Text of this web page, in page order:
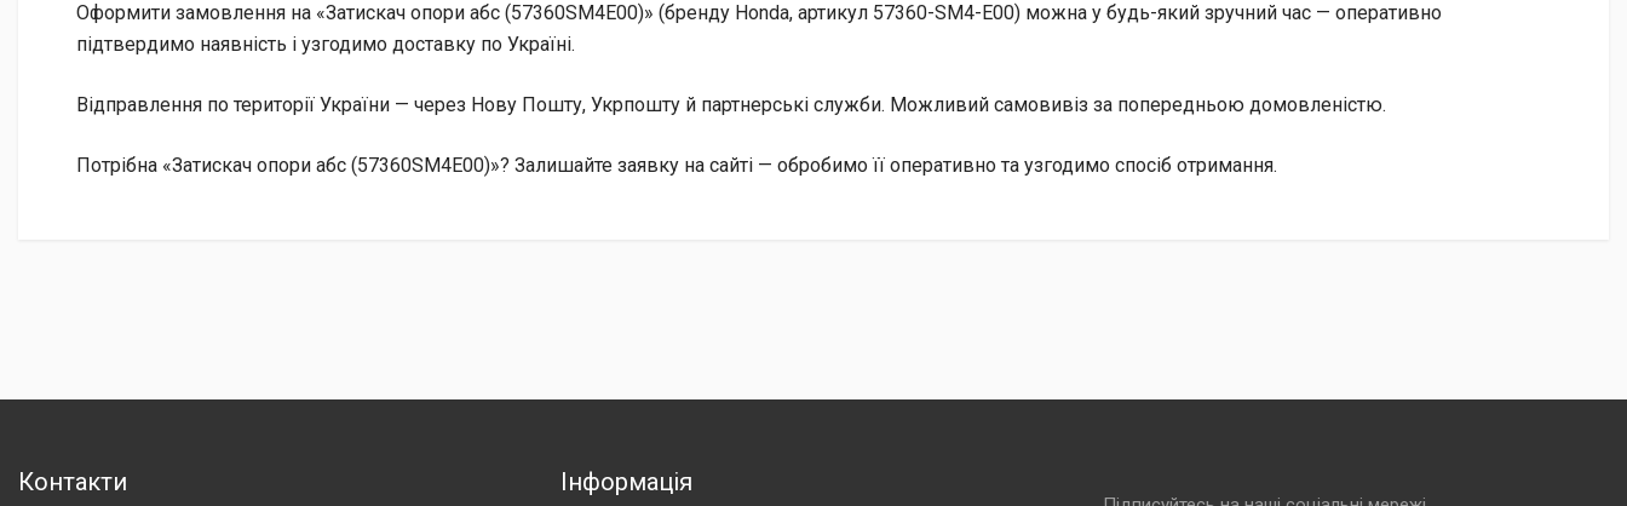
Оформити замовлення на «Затискач опори абс (57360SM4E00)» (бренду Honda, артикул 57360-SM4-E00) можна у будь-який зручний час — оперативно
підтвердимо наявність і узгодимо доставку по Україні.
Відправлення по території України — через Нову Пошту, Укрпошту й партнерські служби. Можливий самовивіз за попередньою домовленістю.
Потрібна «Затискач опори абс (57360SM4E00)»? Залишайте заявку на сайті — обробимо її оперативно та узгодимо спосіб отримання.
Контакти Інформація